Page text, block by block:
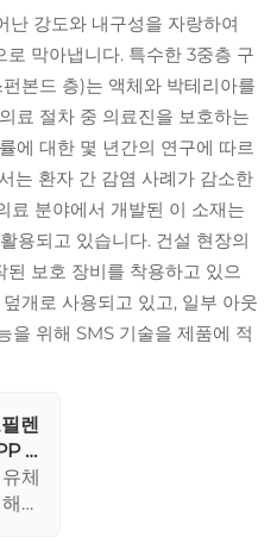
에
, 체
경
가
감염
적
난 강도와 내구성을 자랑하여
막아냅니다. 특수한 3중층 구
본드 층)는 액체와 박테리아를
료 절차 중 의료진을 보호하는
에 대한 몇 년간의 연구에 따르
는 환자 간 감염 사례가 감소한
료 분야에서 개발된 이 소재는
용되고 있습니다. 건설 현장의
보호 장비를 착용하고 있으
개로 사용되고 있고, 일부 아웃
을 위해 SMS 기술을 제품에 적
렌
의
직
얼
체